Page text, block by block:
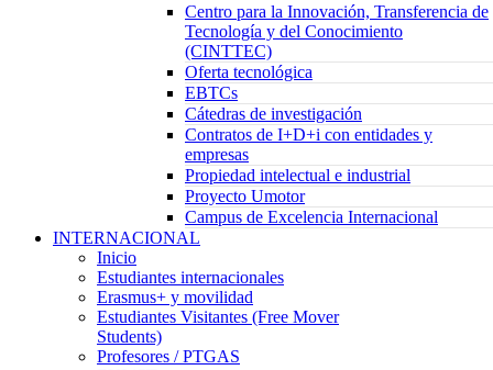
Centro para la Innovación, Transferencia de
Tecnología y del Conocimiento
(CINTTEC)
Oferta tecnológica
EBTCs
Cátedras de investigación
Contratos de I+D+i con entidades y
empresas
Propiedad intelectual e industrial
Proyecto Umotor
Campus de Excelencia Internacional
INTERNACIONAL
Inicio
Estudiantes internacionales
Erasmus+ y movilidad
Estudiantes Visitantes (Free Mover
Students)
Profesores / PTGAS